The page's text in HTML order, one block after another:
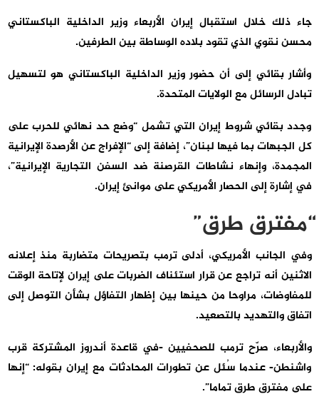
جاء ذلك خلال استقبال إيران الأربعاء وزير الداخلية الباكستاني
محسن نقوي الذي تقود بلاده الوساطة بين الطرفين.
وأشار بقائي إلى أن حضور وزير الداخلية الباكستاني هو لتسهيل
تبادل الرسائل مع الولايات المتحدة.
وجدد بقائي شروط إيران التي تشمل “وضع حد نهائي للحرب على
كل الجبهات بما فيها لبنان”، إضافة إلى “الإفراج عن الأرصدة الإيرانية
المجمدة، وإنهاء نشاطات القرصنة ضد السفن التجارية الإيرانية”،
في إشارة إلى الحصار الأمريكي على موانئ إيران.
“مفترق طرق”
وفي الجانب الأمريكي، أدلى ترمب بتصريحات متضاربة منذ إعلانه
الاثنين أنه تراجع عن قرار استئناف الضربات على إيران لإتاحة الوقت
للمفاوضات، مراوحا من حينها بين إظهار التفاؤل بشأن التوصل إلى
اتفاق والتهديد بالتصعيد.
والأربعاء، صرّح ترمب للصحفيين -في قاعدة أندروز المشتركة قرب
واشنطن- عندما سُئل عن تطورات المحادثات مع إيران بقوله: “إنها
على مفترق طرق تماما”.